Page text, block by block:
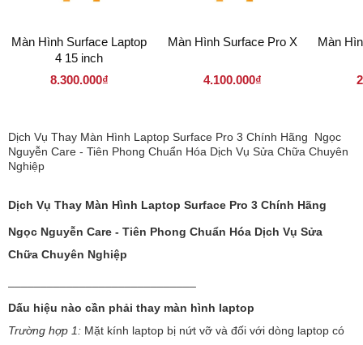
Màn Hình Surface Laptop
4 15 inch
8.300.000₫
Màn Hình Surface Pro X
4.100.000₫
Màn
Dịch Vụ Thay Màn Hình Laptop Surface Pro 3 Chính Hãng Ngọc
Nguyễn Care - Tiên Phong Chuẩn Hóa Dịch Vụ Sửa Chữa Chuyên
Nghiệp
Dịch Vụ Thay Màn Hình Laptop Surface Pro 3 Chính Hãng
Ngọc Nguyễn Care - Tiên Phong Chuẩn Hóa Dịch Vụ Sửa
Chữa Chuyên Nghiệp
Dấu hiệu nào cần phải thay màn hình laptop
Trường hợp 1: Mặt kính laptop bị nứt vỡ và đối với dòng laptop có